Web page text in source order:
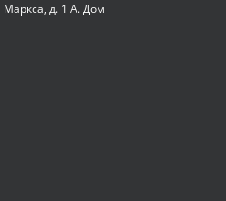
Маркса, д. 1 А. Дом